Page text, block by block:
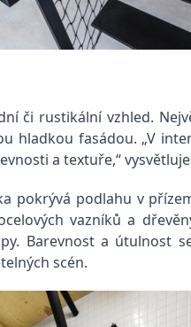
či rustikální vzhled.
fasádou. „V
a textuře,“
pokrývá podlahu v
vazníků a
Barevnost a útulnost
scén.